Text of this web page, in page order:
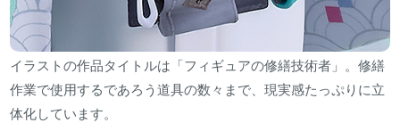
イラストの作品タイトルは「フィギュアの修繕技術者」。修繕
作業で使用するであろう道具の数々まで、現実感たっぷりに立
体化しています。